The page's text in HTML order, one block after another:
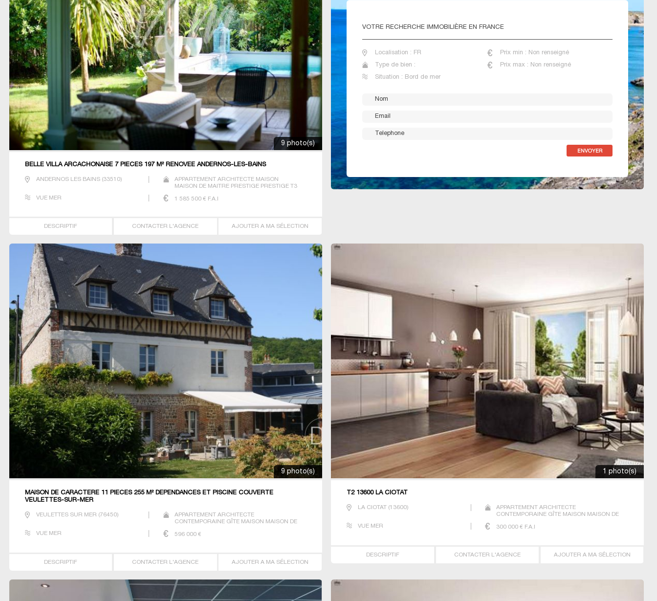
9 photo(s)
BELLE VILLA ARCACHONAISE 7 PIECES 197 M² RENOVEE ANDERNOS-LES-BAINS
ANDERNOS LES BAINS(33510)
APPARTEMENT ARCHITECTE MAISON
MAISON DE MAITRE PRESTIGE PRESTIGE T3
VUE MER
1 585 500€ F.A.I
DESCRIPTIF CONTACTER L'AGENCE AJOUTER A MA SÉLECTION
VOTRE RECHERCHE IMMOBILIÈRE EN FRANCE
Localisation : FR Prix min : Non renseigné
Type de bien : Prix max : Non renseigné
Situation : Bord de mer
9 photo(s)
MAISON DE CARACTERE 11 PIECES 255 M² DEPENDANCES ET PISCINE COUVERTE
VEULETTES-SUR-MER
VEULETTES SUR MER (76450)
APPARTEMENT ARCHITECTE
CONTEMPORAINE GÎTE MAISON MAISON DE
VUE MER
596 000€
DESCRIPTIF CONTACTER L'AGENCE AJOUTER A MA SÉLECTION
1 photo(s)
T2 13600 LA CIOTAT
LA CIOTAT (13600)
APPARTEMENT ARCHITECTE
CONTEMPORAINE GÎTE MAISON MAISON DE
VUE MER
300 000 € F.A.I
DESCRIPTIF CONTACTER L'AGENCE AJOUTER A MA SÉLECTION